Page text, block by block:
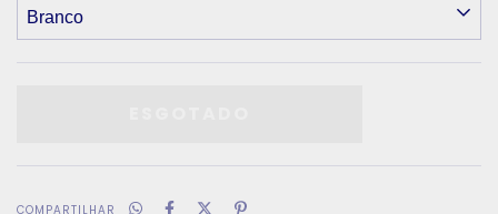
COMPARTILHAR